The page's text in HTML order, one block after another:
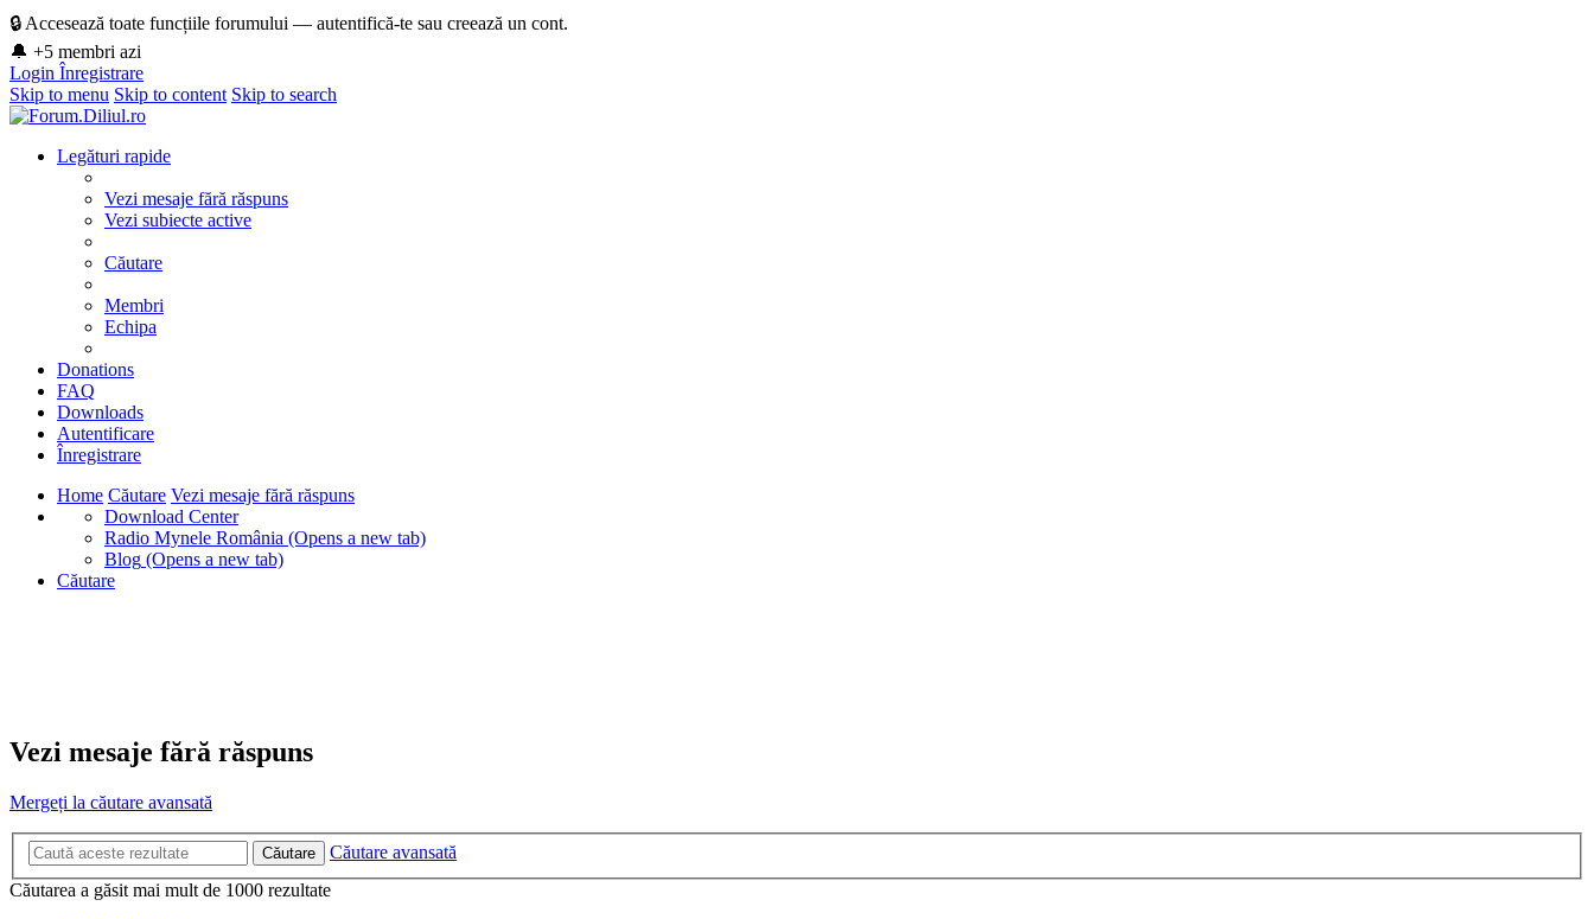
🔒 Accesează toate funcțiile forumului — autentifică-te sau creează un cont.
🔔 +5 membri azi
Login Înregistrare
Skip to menu Skip to content Skip to search
Legături rapide
Vezi mesaje fără răspuns
Vezi subiecte active
Căutare
Membri
Echipa
Donations
FAQ
Downloads
Autentificare
Înregistrare
Home Căutare Vezi mesaje fără răspuns
Download Center
Radio Mynele România (Opens a new tab)
Blog (Opens a new tab)
Căutare
Vezi mesaje fără răspuns
Mergeți la căutare avansată
Căutare
Căutare avansată
Căutarea a găsit mai mult de 1000 rezultate